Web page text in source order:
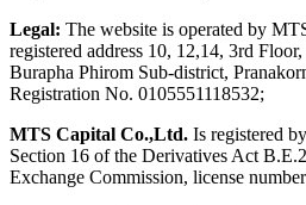
Legal: The website is operated by
registered address 10, 12,14, 3rd
Burapha Phirom Sub-district,
Registration No. 0105551118532;
MTS Capital Co.,Ltd. Is registered
Section 16 of the Derivatives Act
Exchange Commission, license